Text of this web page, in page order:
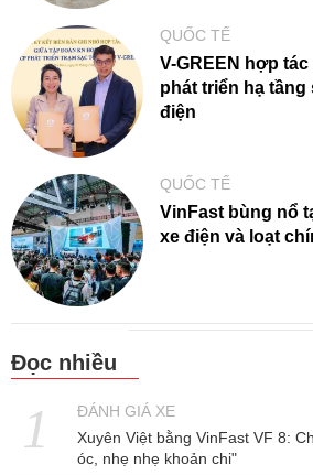
QUỐC TẾ
V-GREEN hợp
phát triển hạ tầng
điện
QUỐC TẾ
VinFast bùng nổ
xe điện và loạt
Đọc nhiều
ĐÁNH GIÁ XE
Xuyên Việt bằng VinFast VF 8:
óc, nhẹ nhẹ khoản chi"